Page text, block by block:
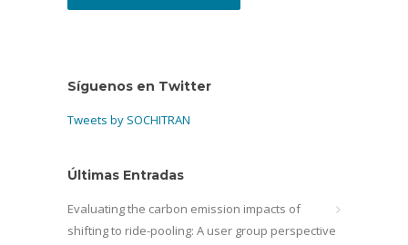
Síguenos en Twitter
Tweets by SOCHITRAN
Últimas Entradas
Evaluating the carbon emission impacts of
shifting to ride-pooling: A user group perspective